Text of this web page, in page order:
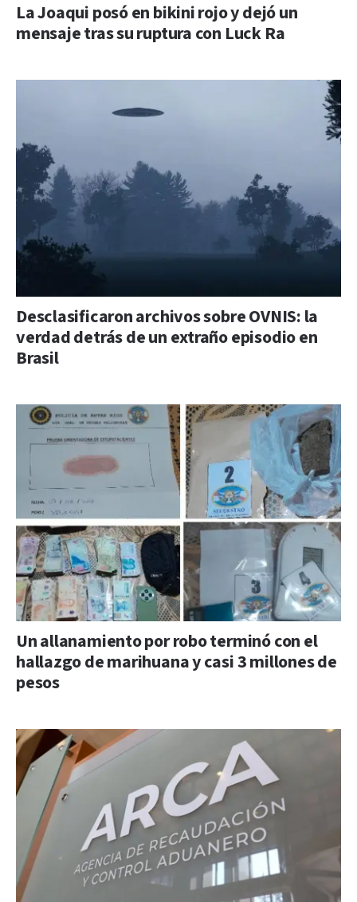
La Joaqui posó en bikini rojo y dejó un
mensaje tras su ruptura con Luck Ra
Desclasificaron archivos sobre OVNIS: la
verdad detrás de un extraño episodio en
Brasil
Un allanamiento por robo terminó con el
hallazgo de marihuana y casi 3 millones de
pesos